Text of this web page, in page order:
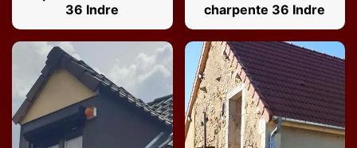
36 Indre
charpente 36 Indre